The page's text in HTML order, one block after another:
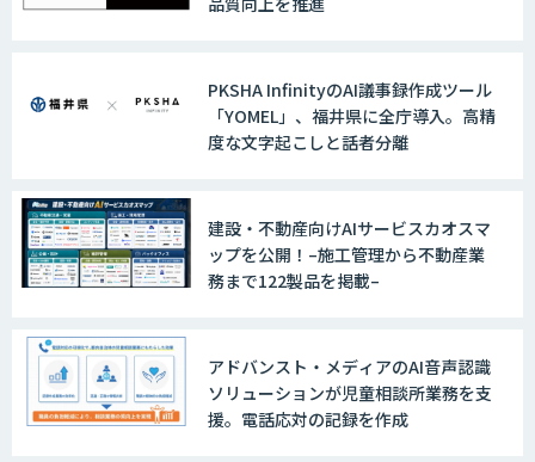
PKSHA InfinityのAI議事録作成ツール
「YOMEL」、福井県に全庁導入。高精
度な文字起こしと話者分離
建設・不動産向けAIサービスカオスマ
ップを公開！–施工管理から不動産業
務まで122製品を掲載–
アドバンスト・メディアのAI音声認識
ソリューションが児童相談所業務を支
援。電話応対の記録を作成